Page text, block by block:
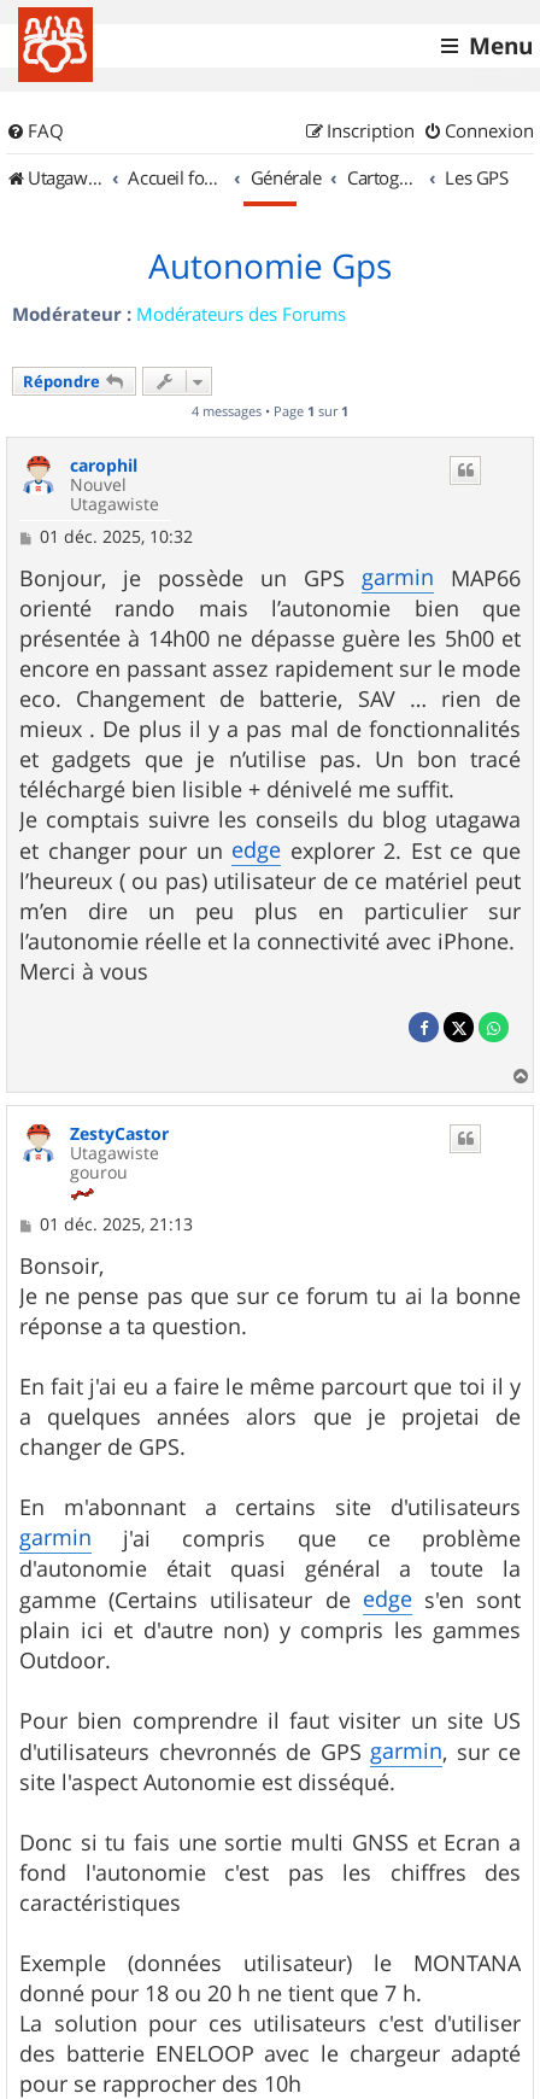
Menu
FAQ Connexion
Inscription
UtagawaVTT (Randos VTT et VTTAE avec traces GPS)
Accueil forum Générale Cartographie et GPS Les GPS
Autonomie Gps
Modérateur : Modérateurs des Forums
Répondre
4 messages • Page 1 sur 1
carophil
Nouvel
Utagawiste
M
s
s
a
g
e
01 déc. 2025, 10:32
Bonjour, je possède un GPS garmin MAP66
orienté rando mais l’autonomie bien que
présentée à 14h00 ne dépasse guère les 5h00 et
encore en passant assez rapidement sur le mode
eco. Changement de batterie, SAV … rien de
mieux . De plus il y a pas mal de fonctionnalités
et gadgets que je n’utilise pas. Un bon tracé
téléchargé bien lisible + dénivelé me suffit.
Je comptais suivre les conseils du blog utagawa
et changer pour un edge explorer 2. Est ce que
l’heureux ( ou pas) utilisateur de ce matériel peut
m’en dire un peu plus en particulier sur
l’autonomie réelle et la connectivité avec iPhone.
Merci à vous
a
ZestyCastor
Utagawiste
gourou
M
s
s
a
g
e
01 déc. 2025, 21:13
Bonsoir,
Je ne pense pas que sur ce forum tu ai la bonne
réponse a ta question.
En fait j'ai eu a faire le même parcourt que toi il y
a quelques années alors que je projetai de
changer de GPS.
En m'abonnant a certains site d'utilisateurs
garmin j'ai compris que ce problème
d'autonomie était quasi général a toute la
gamme (Certains utilisateur de edges'en sont
plain ici et d'autre non) y compris les gammes
Outdoor.
Pour bien comprendre il faut visiter un site US
d'utilisateurs chevronnés de GPS garmin, sur ce
site l'aspect Autonomie est disséqué.
Donc si tu fais une sortie multi GNSS et Ecran a
fond l'autonomie c'est pas les chiffres des
caractéristiques
Exemple (données utilisateur) le MONTANA
donné pour 18 ou 20 h ne tient que 7 h.
La solution pour ces utilisateurs c'est d'utiliser
des batterie ENELOOP avec le chargeur adapté
pour se rapprocher des 10h